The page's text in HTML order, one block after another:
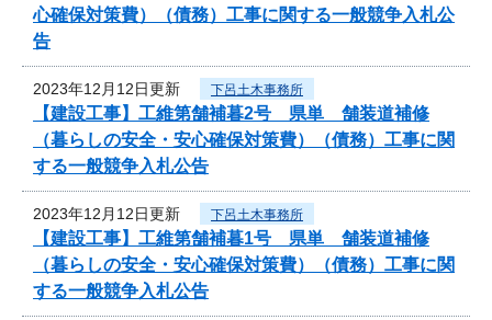
心確保対策費）（債務）工事に関する一般競争入札公
告
2023年12月12日更新 下呂土木事務所
【建設工事】工維第舗補暮2号 県単 舗装道補修
（暮らしの安全・安心確保対策費）（債務）工事に関
する一般競争入札公告
2023年12月12日更新 下呂土木事務所
【建設工事】工維第舗補暮1号 県単 舗装道補修
（暮らしの安全・安心確保対策費）（債務）工事に関
する一般競争入札公告